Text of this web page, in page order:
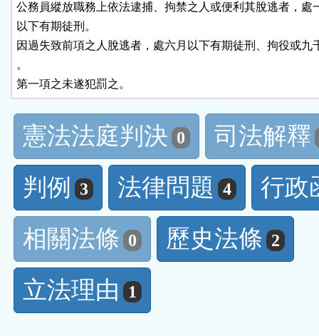
公務員縱放職務上依法逮捕、拘禁之人或便利其脫逃者，處
以下有期徒刑。
因過失致前項之人脫逃者，處六月以下有期徒刑、拘役或九
。
第一項之未遂犯罰之。
憲法法庭判決 0
司法解釋
判例
3 法律問題 4
行政
相關法條 0 歷史法條 2
立法理由 1